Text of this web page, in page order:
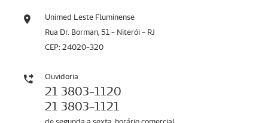
Unimed Leste Fluminense
Rua Dr. Borman, 51 - Niterói - RJ
CEP: 24020-320
Ouvidoria
21 3803-1120
21 3803-1121